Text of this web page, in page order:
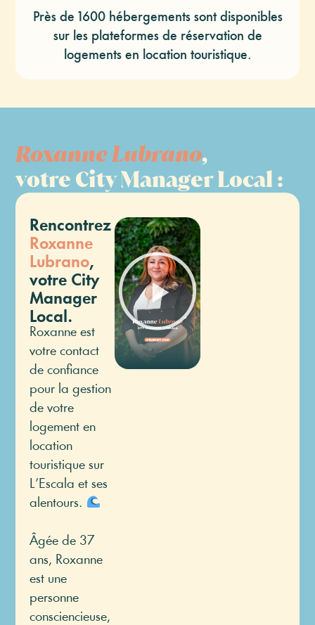
Près de 1600 hébergements sont disponibles
sur les plateformes de réservation de
logements en location touristique.
Roxanne Lubrano,
votre City Manager Local :
Rencontrez
Roxanne
Lubrano,
votre City
Manager
Local.
Roxanne est
votre contact
de confiance
pour la gestion
de votre
logement en
location
touristique sur
L’Escala et ses
alentours.
Âgée de 37
ans, Roxanne
est une
personne
consciencieuse,